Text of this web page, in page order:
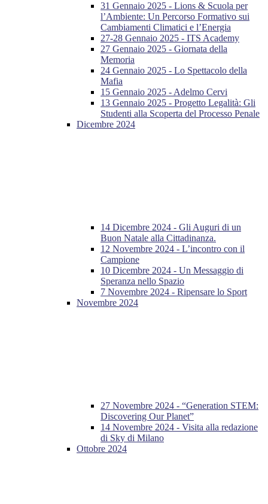
31 Gennaio 2025 - Lions & Scuola per
l’Ambiente: Un Percorso Formativo sui
Cambiamenti Climatici e l’Energia
27-28 Gennaio 2025 - ITS Academy
27 Gennaio 2025 - Giornata della
Memoria
24 Gennaio 2025 - Lo Spettacolo della
Mafia
15 Gennaio 2025 - Adelmo Cervi
13 Gennaio 2025 - Progetto Legalità: Gli
Studenti alla Scoperta del Processo Penale
Dicembre 2024
14 Dicembre 2024 - Gli Auguri di un
Buon Natale alla Cittadinanza.
12 Novembre 2024 - L’incontro con il
Campione
10 Dicembre 2024 - Un Messaggio di
Speranza nello Spazio
7 Novembre 2024 - Ripensare lo Sport
Novembre 2024
27 Novembre 2024 - “Generation STEM:
Discovering Our Planet”
14 Novembre 2024 - Visita alla redazione
di Sky di Milano
Ottobre 2024